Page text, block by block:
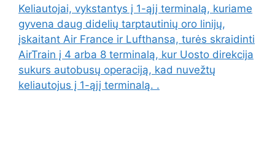
Keliautojai, vykstantys į 1-ąjį terminalą, kuriame
gyvena daug didelių tarptautinių oro linijų,
įskaitant Air France ir Lufthansa, turės skraidinti
AirTrain į 4 arba 8 terminalą, kur Uosto direkcija
sukurs autobusų operaciją, kad nuvežtų
keliautojus į 1-ąjį terminalą. .